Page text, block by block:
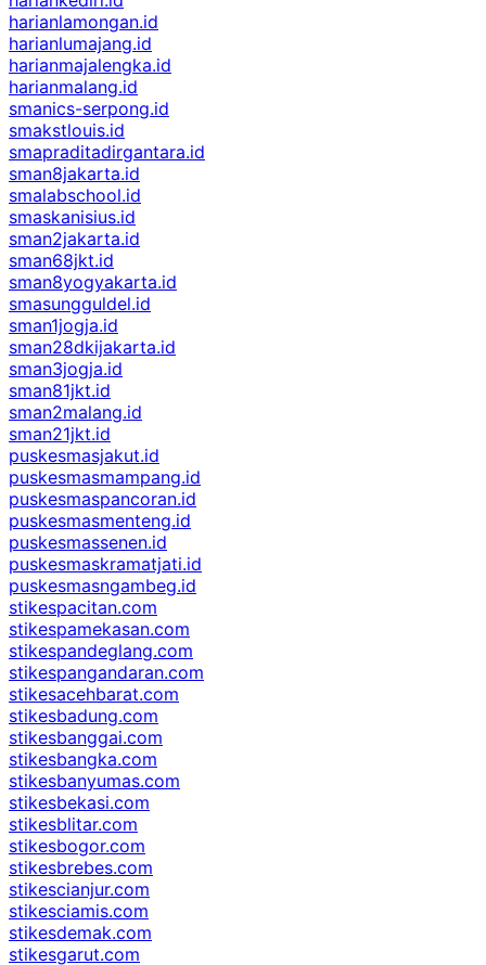
harianlamongan.id
harianlumajang.id
harianmajalengka.id
harianmalang.id
smanics-serpong.id
smakstlouis.id
smapraditadirgantara.id
sman8jakarta.id
smalabschool.id
smaskanisius.id
sman2jakarta.id
sman68jkt.id
sman8yogyakarta.id
smasungguldel.id
sman1jogja.id
sman28dkijakarta.id
sman3jogja.id
sman81jkt.id
sman2malang.id
sman21jkt.id
puskesmasjakut.id
puskesmasmampang.id
puskesmaspancoran.id
puskesmasmenteng.id
puskesmassenen.id
puskesmaskramatjati.id
puskesmasngambeg.id
stikespacitan.com
stikespamekasan.com
stikespandeglang.com
stikespangandaran.com
stikesacehbarat.com
stikesbadung.com
stikesbanggai.com
stikesbangka.com
stikesbanyumas.com
stikesbekasi.com
stikesblitar.com
stikesbogor.com
stikesbrebes.com
stikescianjur.com
stikesciamis.com
stikesdemak.com
stikesgarut.com